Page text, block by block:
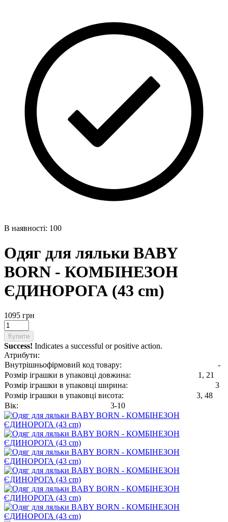
В наявності: 100
Одяг для ляльки BABY
BORN - КОМБІНЕЗОН
ЄДИНОРОГА (43 cm)
1095 грн
Купити
Success! Indicates a successful or positive action.
Атрибути:
Внутрішньофірмовий код товару:
-
Розмір іграшки в упаковці довжина:
1, 21
Розмір іграшки в упаковці ширина:
3
Розмір іграшки в упаковці висота:
3, 48
Вік:
3-10